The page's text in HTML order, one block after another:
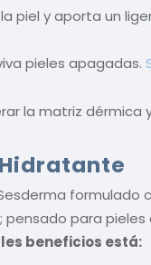
piel y aporta un
pieles apagadas.
la matriz dérmica
formulado
para pieles
beneficios está: